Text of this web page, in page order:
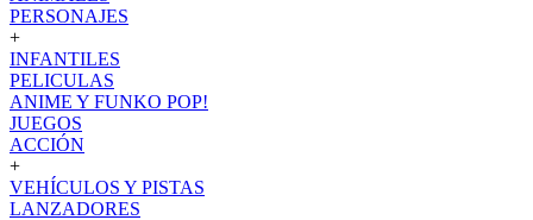
PERSONAJES
+
INFANTILES
PELICULAS
ANIME Y FUNKO POP!
JUEGOS
ACCIÓN
+
VEHÍCULOS Y PISTAS
LANZADORES